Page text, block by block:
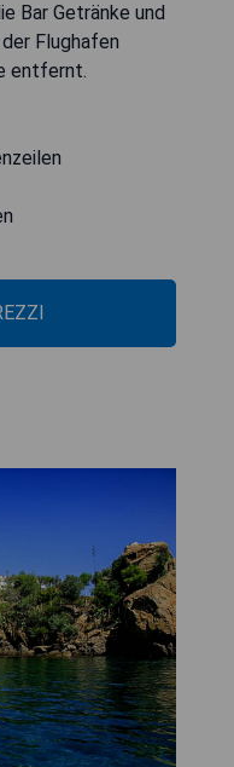
Bar Getränke und
Flughafen
entfernt.